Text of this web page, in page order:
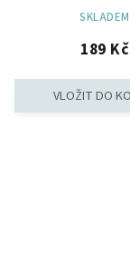
SKLADEM
189 Kč